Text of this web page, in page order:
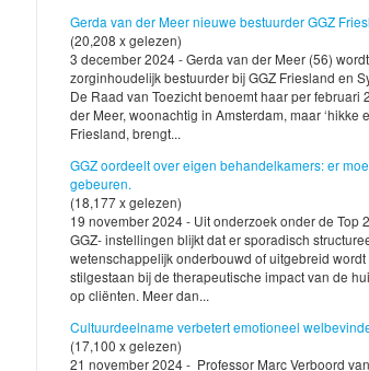
Gerda van der Meer nieuwe bestuurder GGZ
(20,208 x gelezen)
3 december 2024 - Gerda van der Meer (56) wordt
zorginhoudelijk bestuurder bij GGZ Friesland en
De Raad van Toezicht benoemt haar per februari
der Meer, woonachtig in Amsterdam, maar ‘hikke
Friesland, brengt...
GGZ oordeelt over eigen behandelkamers: er
gebeuren.
(18,177 x gelezen)
19 november 2024 - Uit onderzoek onder de Top
GGZ- instellingen blijkt dat er sporadisch
wetenschappelijk onderbouwd of uitgebreid wordt
stilgestaan bij de therapeutische impact van de
op cliënten. Meer dan...
Cultuurdeelname verbetert emotioneel
(17,100 x gelezen)
21 november 2024 - Professor Marc Verboord